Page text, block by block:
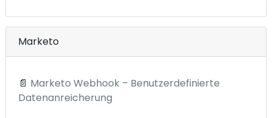
Marketo
📄 Marketo Webhook – Benutzerdefinierte
Datenanreicherung